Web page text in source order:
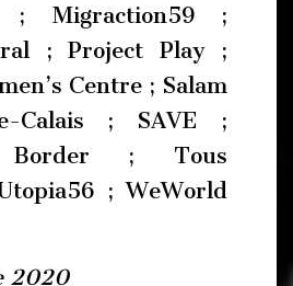
; Migraction59 ;
; Project Play ;
Centre ; Salam
Calais ; SAVE ;
Border ; Tous
; WeWorld
2020